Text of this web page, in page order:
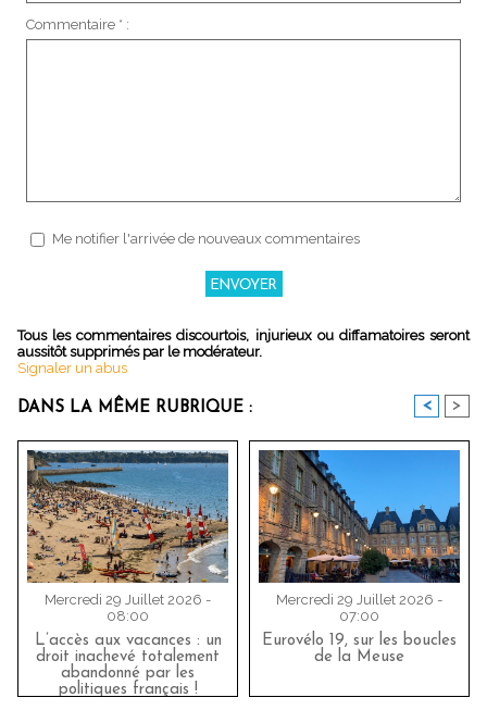
Commentaire * :
Me notifier l'arrivée de nouveaux commentaires
Tous les commentaires discourtois, injurieux ou diffamatoires seront
aussitôt supprimés par le modérateur.
Signaler un abus
DANS LA MÊME RUBRIQUE : < >
Mercredi 29 Juillet 2026 -
08:00
L’accès aux vacances : un
droit inachevé totalement
abandonné par les
politiques français !
Mercredi 29 Juillet 2026 -
07:00
Eurovélo 19, sur les boucles
de la Meuse